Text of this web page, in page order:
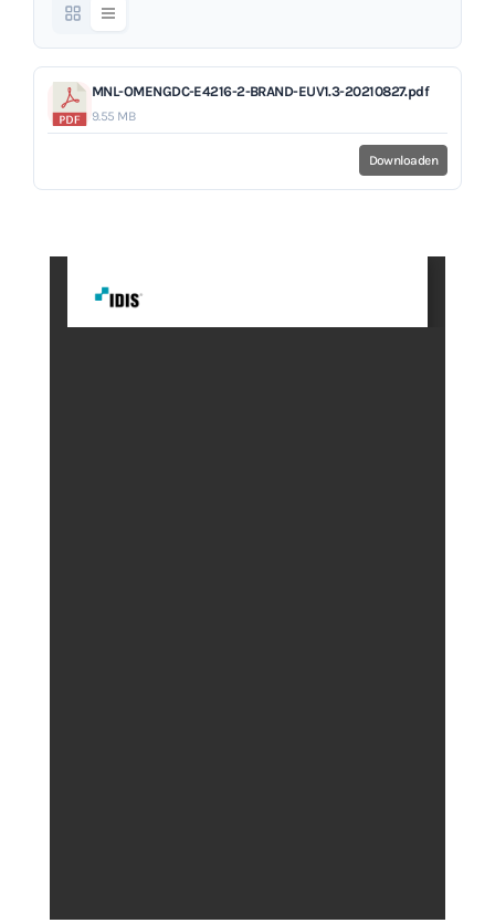
MNL-OMENGDC-E4216-2-BRAND-EUV1.3-20210827.pdf
9.55 MB
Downloaden